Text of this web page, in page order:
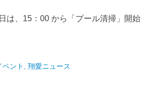
は、15：00 から「プール清掃」開始
ベント 翔愛ニュース